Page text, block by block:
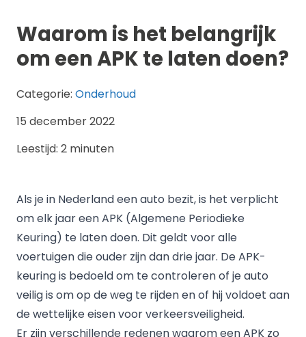
Waarom is het belangrijk
om een APK te laten doen?
Categorie: Onderhoud
15 december 2022
Leestijd: 2 minuten
Als je in Nederland een auto bezit, is het verplicht
om elk jaar een APK (Algemene Periodieke
Keuring) te laten doen. Dit geldt voor alle
voertuigen die ouder zijn dan drie jaar. De APK-
keuring is bedoeld om te controleren of je auto
veilig is om op de weg te rijden en of hij voldoet aan
de wettelijke eisen voor verkeersveiligheid.
Er zijn verschillende redenen waarom een APK zo